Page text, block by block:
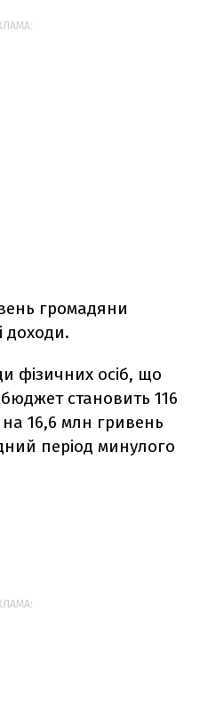
громадяни
доходи.
фізичних осіб, що
становить 116
16,6 млн гривень
період минулого